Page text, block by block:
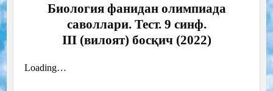
Биология фанидан олимпиада
саволлари. Тест. 9 синф.
III (вилоят) босқич (2022)